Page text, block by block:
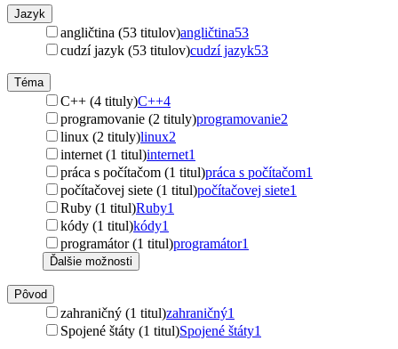
Jazyk
angličtina (53 titulov)angličtina53
cudzí jazyk (53 titulov)cudzí jazyk53
Téma
C++ (4 tituly)C++4
programovanie (2 tituly)programovanie2
linux (2 tituly)linux2
internet (1 titul)internet1
práca s počítačom (1 titul)práca s počítačom1
počítačovej siete (1 titul)počítačovej siete1
Ruby (1 titul)Ruby1
kódy (1 titul)kódy1
programátor (1 titul)programátor1
Ďalšie možnosti
Pôvod
zahraničný (1 titul)zahraničný1
Spojené štáty (1 titul)Spojené štáty1